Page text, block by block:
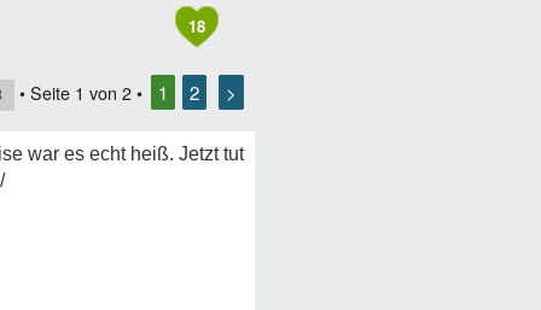
18
• Seite 1 von 2 • 1 2 >
war es echt heiß. Jetzt tut